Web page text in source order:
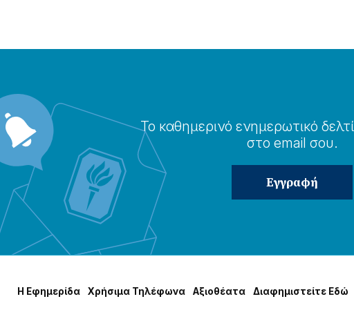
Το καθημερɩνό ενημερωτɩκό
στο email σου.
Η Εφημερίδα Χρήσɩμα Τηλέφωνα Αξɩοθέατα Δɩαφημɩστείτε Εδώ